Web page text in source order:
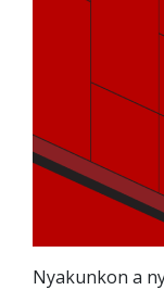
Nyakunkon a